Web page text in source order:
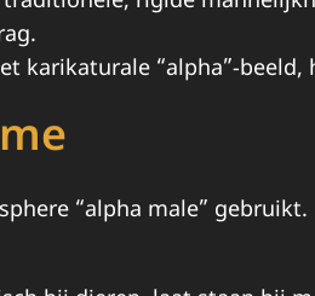
karikaturale “alpha”-
“alpha male” gebruikt.